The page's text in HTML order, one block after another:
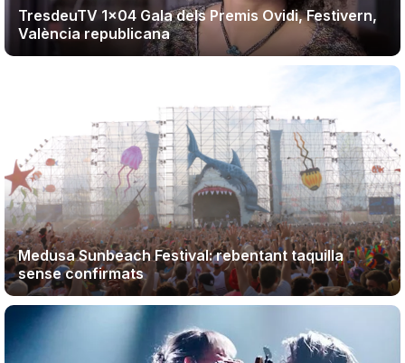
TresdeuTV 1×04 Gala dels Premis Ovidi, Festivern,
València republicana
Medusa Sunbeach Festival: rebentant taquilla
sense confirmats